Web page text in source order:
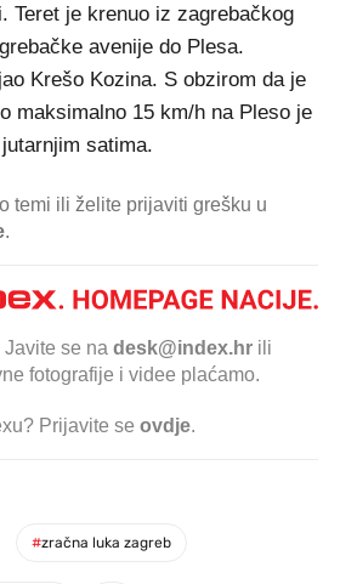
Teret je krenuo iz zagrebačkog
avenije do Plesa.
Krešo Kozina. S obzirom da je
maksimalno 15 km/h na Pleso je
satima.
temi ili želite prijaviti grešku u
.
Javite se na desk@index.hr ili
fotografije i videe plaćamo.
Prijavite se ovdje.
#zračna luka zagreb